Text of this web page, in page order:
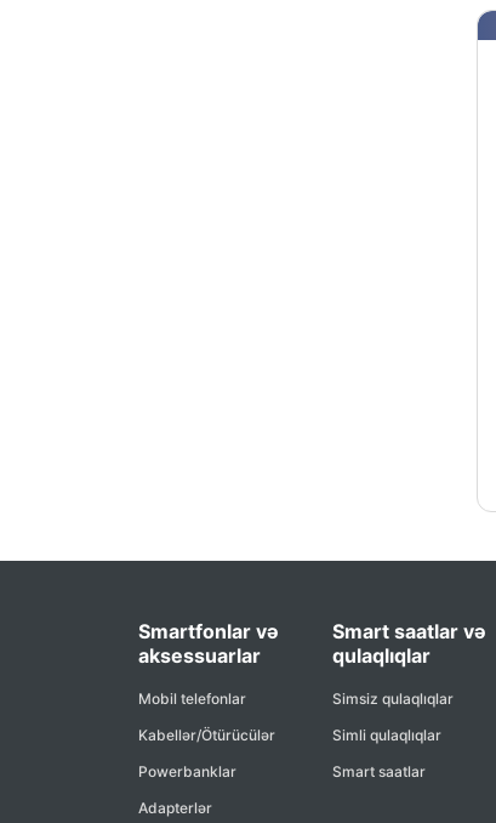
Smartfonlar və
aksessuarlar
Mobil telefonlar
Kabellər/Ötürücülər
Powerbanklar
Adapterlər
Smart saatlar və
qulaqlıqlar
Simsiz qulaqlıqlar
Simli qulaqlıqlar
Smart saatlar